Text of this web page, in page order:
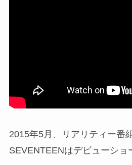
2015年5月、リアリティー番
SEVENTEENはデビューショ